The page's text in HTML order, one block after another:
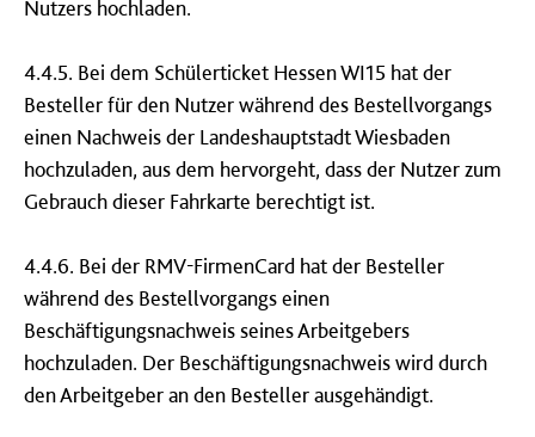
Nutzers hochladen.
4.4.5. Bei dem Schülerticket Hessen WI15 hat der
Besteller für den Nutzer während des Bestellvorgangs
einen Nachweis der Landeshauptstadt Wiesbaden
hochzuladen, aus dem hervorgeht, dass der Nutzer zum
Gebrauch dieser Fahrkarte berechtigt ist.
4.4.6. Bei der RMV-FirmenCard hat der Besteller
während des Bestellvorgangs einen
Beschäftigungsnachweis seines Arbeitgebers
hochzuladen. Der Beschäftigungsnachweis wird durch
den Arbeitgeber an den Besteller ausgehändigt.